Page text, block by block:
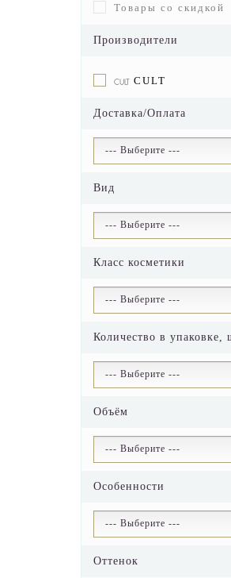
Товары со скидкой
Производители
CULT
Доставка/Оплата
Вид
Класс косметики
Количество в упаковке,
Объём
Особенности
Оттенок